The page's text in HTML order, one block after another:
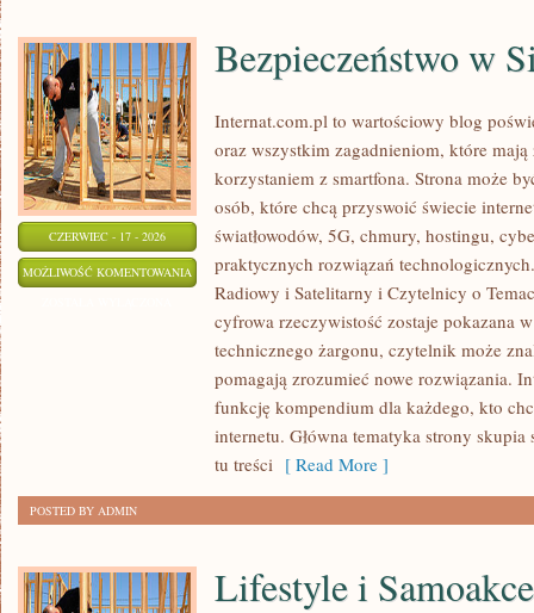
CZERWIEC - 17 - 2026
MOŻLIWOŚĆ KOMENTOWANIA BEZPIECZEŃSTWO
SIECI
Bezpieczeństwo w
Internat.com.pl to wartościowy blog
oraz wszystkim zagadnieniom, które
korzystaniem z smartfona. Strona może
osób, które chcą przyswoić świecie
światłowodów, 5G, chmury, hostingu,
praktycznych rozwiązań
Radiowy i Satelitarny i Czytelnicy o
cyfrowa rzeczywistość zostaje pokazana
technicznego żargonu, czytelnik może
pomagają zrozumieć nowe rozwiązania.
funkcję kompendium dla każdego, kto
internetu. Główna tematyka strony skupia
tu treści [ Read More ]
POSTED BY ADMIN
Lifestyle i